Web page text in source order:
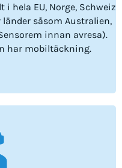
hela EU, Norge, Schweiz
såsom Australien,
innan avresa).
har mobiltäckning.